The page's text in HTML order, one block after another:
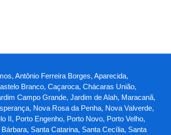
Antônio Ferreira Borges, Aparecida,
Branco, Caçaroca, Chácaras União,
Campo Grande, Jardim de Alah, Maracanã,
Nova Rosa da Penha, Nova Valverde,
II, Porto Engenho, Porto Novo, Porto Velho,
Santa Catarina, Santa Cecília, Santa